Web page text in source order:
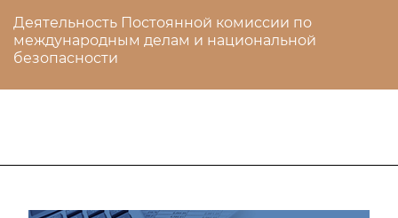
Деятельность Постоянной комиссии по
международным делам и национальной
безопасности